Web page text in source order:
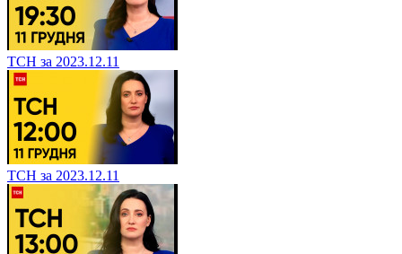
ТСН за 2023.12.11
ТСН за 2023.12.11